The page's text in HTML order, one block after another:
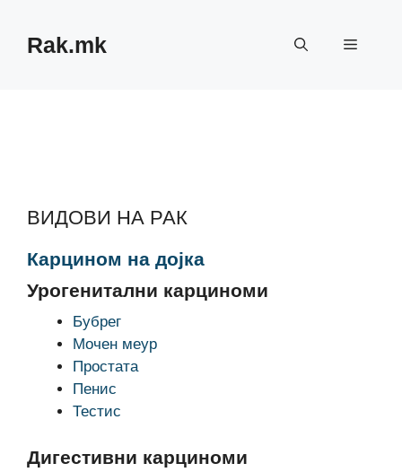
contentRak.mk Menu
ВИДОВИ НА РАК
Карцином на дојка
Урогенитални карциноми
Бубрег
Мочен меур
Простата
Пенис
Тестис
Дигестивни карциноми